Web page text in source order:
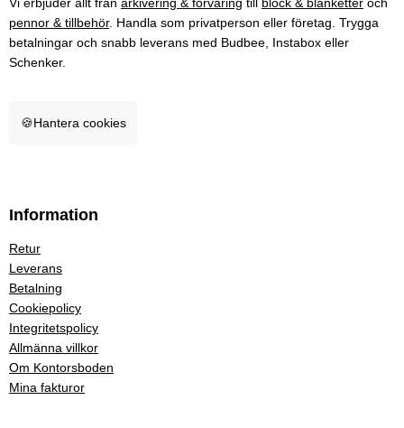
Vi erbjuder allt från arkivering & förvaring till block & blanketter och
pennor & tillbehör. Handla som privatperson eller företag. Trygga
betalningar och snabb leverans med Budbee, Instabox eller
Schenker.
🍪Hantera cookies
Information
Retur
Leverans
Betalning
Cookiepolicy
Integritetspolicy
Allmänna villkor
Om Kontorsboden
Mina fakturor